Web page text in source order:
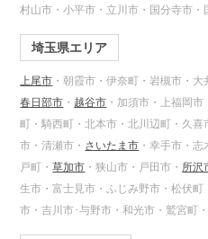
村山市・小平市・立川市・国分寺市・
埼玉県エリア
上尾市 ・朝霞市・伊奈町・岩槻市・
春日部市 ・ 越谷市 ・加須市・上福岡市
町・騎西町・北本市・北川辺町・久
市・清瀬市・ さいたま市 ・幸手市・
戸町・草加市 ・狭山市・戸田市・ 所沢
生市・富士見市・ふじみ野市・松伏
市・吉川市･与野市・和光市・鷲宮町